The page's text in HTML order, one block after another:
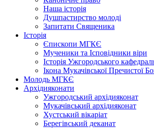
Наша історія
Душпастирство молоді
Запитати Священика
Історія
Єпископи МГКЄ
Мученики та Ісповідники віри
Історія Ужгородського
Ікона Мукачівської Пречистої
Молодь МГКЄ
Архідияконати
Ужгородський архідияконат
Мукачівський архідияконат
Хустський вікаріат
Берегівський деканат